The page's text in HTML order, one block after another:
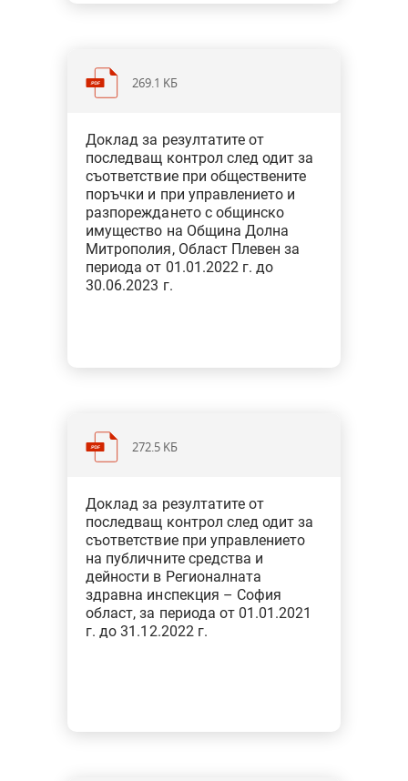
ДФ „Земеделие“: 1 е изпълнена;1 е в
269.1 KБ
Тип: Одит за съответствие при
финансовото управление
Доклад за резултатите от
последващ контрол след одит за
съответствие при обществените
поръчки и при управлението и
разпореждането с общинско
имущество на Община Долна
Митрополия, Област Плевен за
периода от 01.01.2022 г. до
30.06.2023 г.
272.5 KБ
социална политика
Тип: Одит за съответствие при
финансовото управление
Доклад за резултатите от
последващ контрол след одит за
съответствие при управлението
на публичните средства и
дейности в Регионалната
здравна инспекция – София
област, за периода от 01.01.2021
г. до 31.12.2022 г.